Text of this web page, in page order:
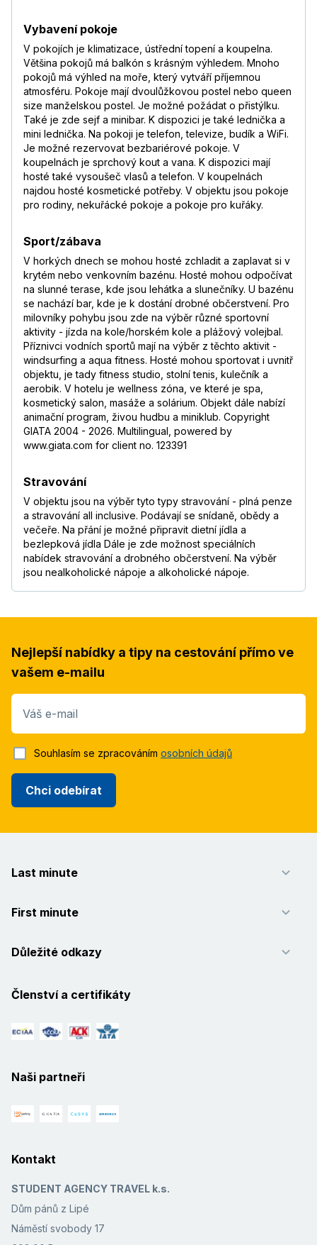
Vybavení pokoje
V pokojích je klimatizace, ústřední topení a koupelna.
Většina pokojů má balkón s krásným výhledem. Mnoho
pokojů má výhled na moře, který vytváří příjemnou
atmosféru. Pokoje mají dvoulůžkovou postel nebo queen
size manželskou postel. Je možné požádat o přistýlku.
Také je zde sejf a minibar. K dispozici je také lednička a
mini lednička. Na pokoji je telefon, televize, budík a WiFi.
Je možné rezervovat bezbariérové pokoje. V
koupelnách je sprchový kout a vana. K dispozici mají
hosté také vysoušeč vlasů a telefon. V koupelnách
najdou hosté kosmetické potřeby. V objektu jsou pokoje
pro rodiny, nekuřácké pokoje a pokoje pro kuřáky.
Sport/zábava
V horkých dnech se mohou hosté zchladit a zaplavat si v
krytém nebo venkovním bazénu. Hosté mohou odpočívat
na slunné terase, kde jsou lehátka a slunečníky. U bazénu
se nachází bar, kde je k dostání drobné občerstvení. Pro
milovníky pohybu jsou zde na výběr různé sportovní
aktivity - jízda na kole/horském kole a plážový volejbal.
Příznivci vodních sportů mají na výběr z těchto aktivit -
windsurfing a aqua fitness. Hosté mohou sportovat i uvnitř
objektu, je tady fitness studio, stolní tenis, kulečník a
aerobik. V hotelu je wellness zóna, ve které je spa,
kosmetický salon, masáže a solárium. Objekt dále nabízí
animační program, živou hudbu a miniklub. Copyright
GIATA 2004 - 2026. Multilingual, powered by
www.giata.com for client no. 123391
Stravování
V objektu jsou na výběr tyto typy stravování - plná penze
a stravování all inclusive. Podávají se snídaně, obědy a
večeře. Na přání je možné připravit dietní jídla a
bezlepková jídla Dále je zde možnost speciálních
nabídek stravování a drobného občerstvení. Na výběr
jsou nealkoholické nápoje a alkoholické nápoje.
Nejlepší nabídky a tipy na cestování přímo ve
vašem e-mailu
Váš e-mail
Chci odebírat
Souhlasím se zpracováním osobních údajů
Last minute
First minute
Důležité odkazy
Členství a certifikáty
Naši partneři
Kontakt
STUDENT AGENCY TRAVEL k.s.
Dům pánů z Lipé
Náměstí svobody 17